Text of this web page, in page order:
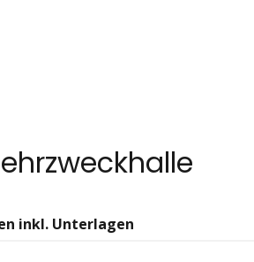
inkl. Unterlagen